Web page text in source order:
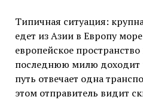
Типичная ситуация:
едет из Азии в Европу
европейское
последнюю милю доходит
путь отвечает одна
этом отправитель видит